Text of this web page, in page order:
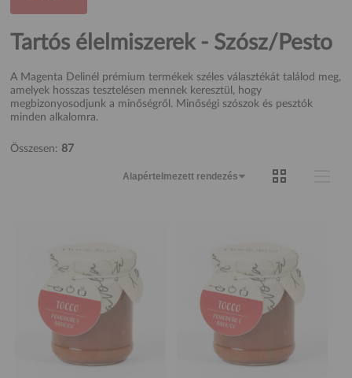
Tartós élelmiszerek - Szósz/Pesto
A Magenta Delinél prémium termékek széles választékát találod meg,
amelyek hosszas tesztelésen mennek keresztül, hogy
megbizonyosodjunk a minőségről. Minőségi szószok és pesztók
minden alkalomra.
Összesen: 87